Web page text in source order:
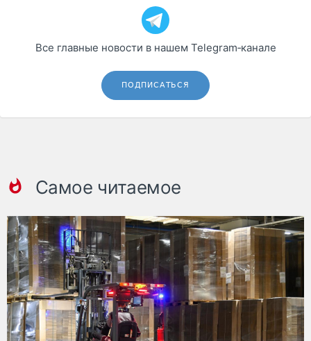
Все главные новости в нашем Telegram‑канале
ПОДПИСАТЬСЯ
Самое читаемое